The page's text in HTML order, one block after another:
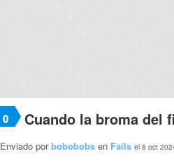
0 Cuando la broma del
Enviado porbobobobs en Fails el 8 oct